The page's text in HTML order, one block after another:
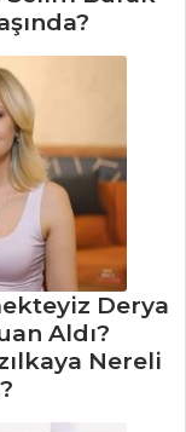
Derya
Aldı?
Nereli